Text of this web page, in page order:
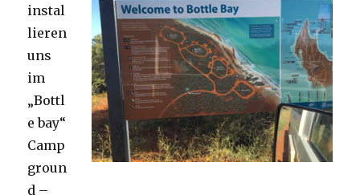
instal
lieren
uns
im
„Bottl
e bay“
Camp
groun
d –